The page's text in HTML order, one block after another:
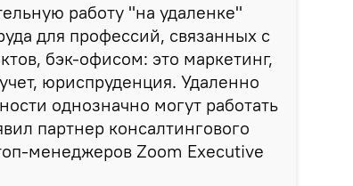
работу "на удаленке"
для профессий, связанных с
бэк-офисом: это маркетинг,
юриспруденция. Удаленно
однозначно могут работать
партнер консалтингового
менеджеров Zoom Executive